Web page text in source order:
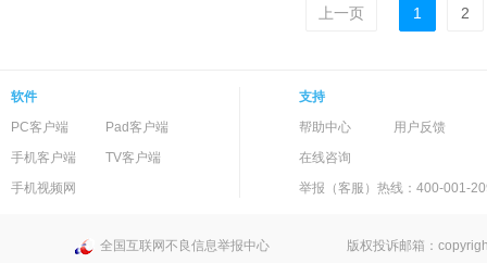
上一页 1 2
软件
PC客户端
Pad客户端
手机客户端
TV客户端
手机视频网
支持
帮助中心
用户反馈
在线咨询
举报（客服）热线：400-001-
全国互联网不良信息举报中心
版权投诉邮箱：